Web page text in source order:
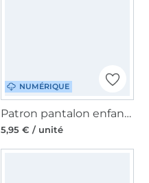
NUMÉRIQUE
Patron pantalon enfant pdf Das Bollerding Four Chapter, en allemand
5,95 € / unité